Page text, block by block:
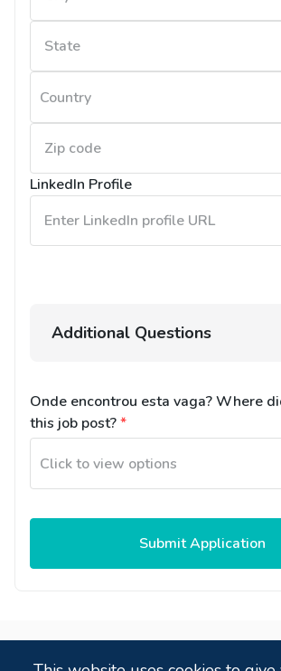
Country
LinkedIn Profile
Additional Questions
Onde encontrou esta vaga? Where
this job post?*
Click to view options
Submit Application